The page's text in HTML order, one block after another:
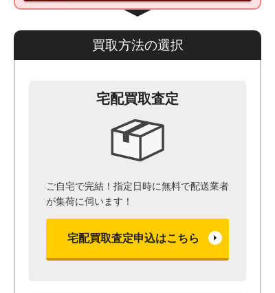
買取方法の選択
宅配買取査定
ご自宅で完結！指定日時に無料で配送業者
が集荷に伺います！
宅配買取査定申込はこちら